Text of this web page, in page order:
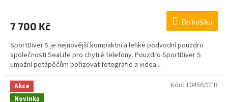
7 700 Kč Do košíku
SportDiver S je nejnovější kompaktní a lehké podvodní pouzdro
společnosti SeaLife pro chytré telefony. Pouzdro SportDiver S
umožní potápěčům pořizovat fotografie a videa...
Akce
Novinka
Kód: 10456/CER